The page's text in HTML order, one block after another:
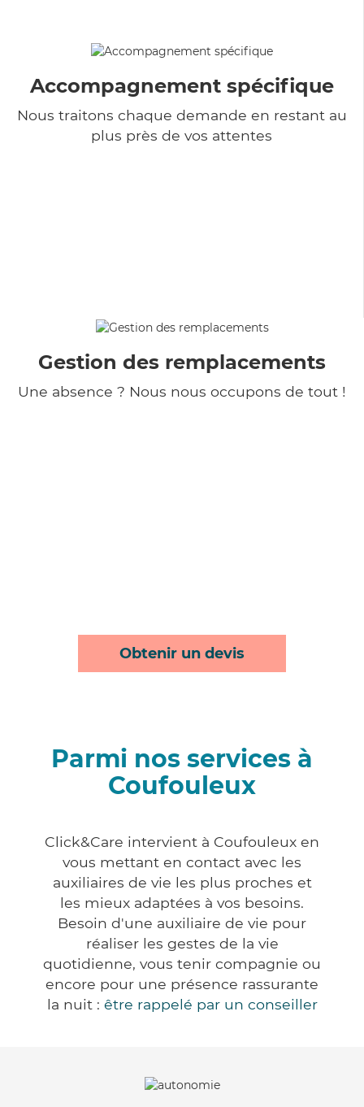
Accompagnement spécifique
Nous traitons chaque demande en restant au
plus près de vos attentes
Gestion des remplacements
Une absence ? Nous nous occupons de tout !
Obtenir un devis
Parmi nos services à
Coufouleux
Click&Care intervient à Coufouleux en
vous mettant en contact avec les
auxiliaires de vie les plus proches et
les mieux adaptées à vos besoins.
Besoin d'une auxiliaire de vie pour
réaliser les gestes de la vie
quotidienne, vous tenir compagnie ou
encore pour une présence rassurante
la nuit : être rappelé par un conseiller